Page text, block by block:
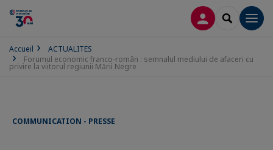
CONNEXION
Accueil
ACTUALITES
Forumul economic franco-român : semnalul mediului de afaceri cu
privire la viitorul regiunii Mării Negre
COMMUNICATION - PRESSE